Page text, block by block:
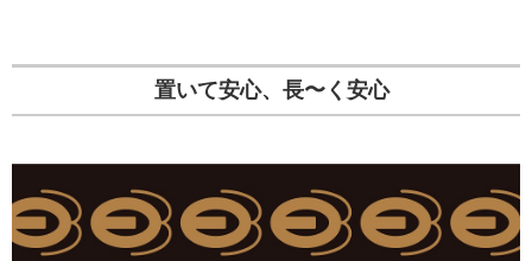
置いて安心、長〜く安心